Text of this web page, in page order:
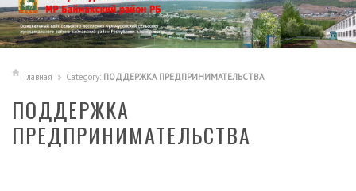
Главная Category: ПОДДЕРЖКА ПРЕДПРИНИМАТЕЛЬСТВА
ПОДДЕРЖКА
ПРЕДПРИНИМАТЕЛЬСТВА